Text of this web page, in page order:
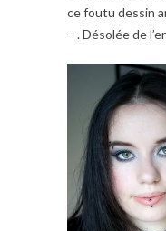
ce foutu dessin
– . Désolée de